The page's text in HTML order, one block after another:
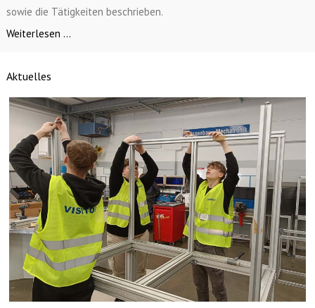
sowie die Tätigkeiten beschrieben.
Weiterlesen ...
Aktuelles